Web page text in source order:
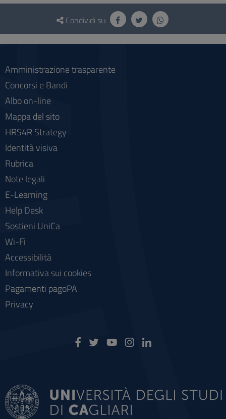
Questionario
social
Condividi su:
Amministrazione trasparente
Concorsi e Bandi
Albo on-line
Mappa del sito
HRS4R Strategy
Identità visiva
Rubrica
Note legali
E-Learning
Help Desk
Sostieni UniCa
Wi-Fi
Accessibilità
Informativa sui cookies
Pagamenti pagoPA
Privacy